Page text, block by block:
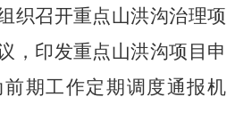
织召开重点山洪沟治理项
，印发重点山洪沟项目申
前期工作定期调度通报机